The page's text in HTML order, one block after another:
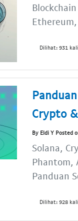
Dilihat: 931 kali
Crypto
By Eldi Y Posted
Solana,
Phantom,
Panduan
Dilihat: 928 kali